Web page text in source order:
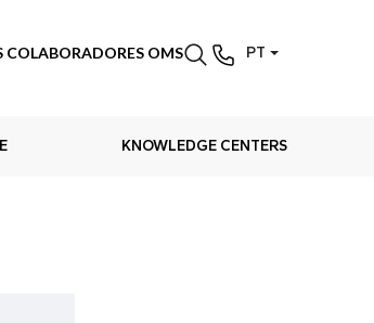
COLABORADORES OMS PT
KNOWLEDGE CENTERS